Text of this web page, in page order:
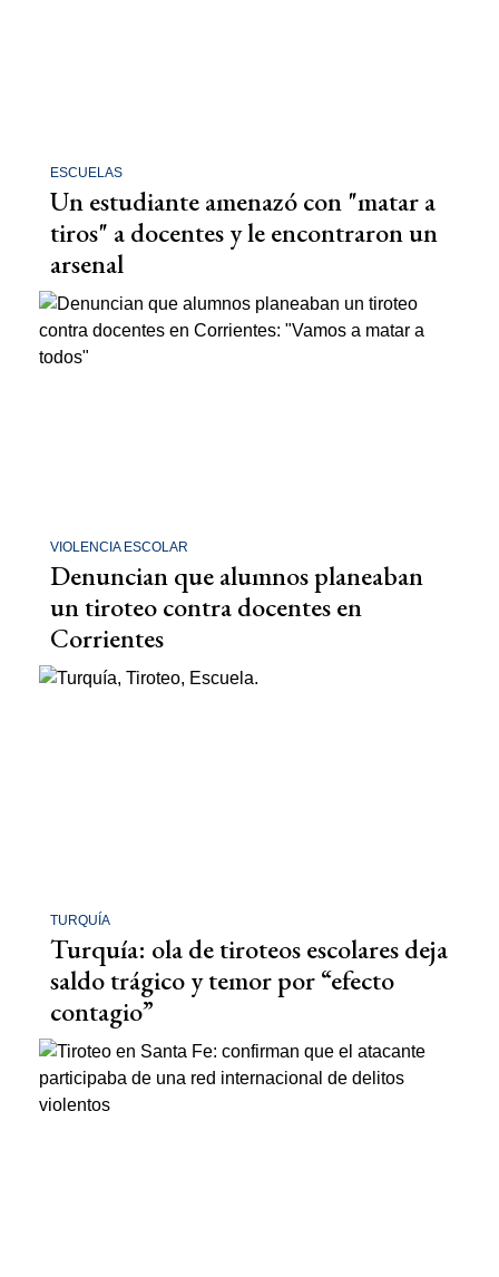
ESCUELAS
Un estudiante amenazó con "matar a
tiros" a docentes y le encontraron un
arsenal
VIOLENCIA ESCOLAR
Denuncian que alumnos planeaban
un tiroteo contra docentes en
Corrientes
TURQUÍA
Turquía: ola de tiroteos escolares deja
saldo trágico y temor por “efecto
contagio”